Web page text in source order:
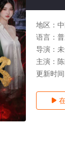
地区：
语言：
导演：
主演：
更新时间
